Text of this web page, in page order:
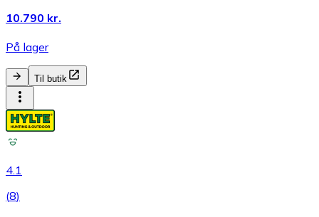
10.790 kr.
På lager
Til butik
4.1
(8)